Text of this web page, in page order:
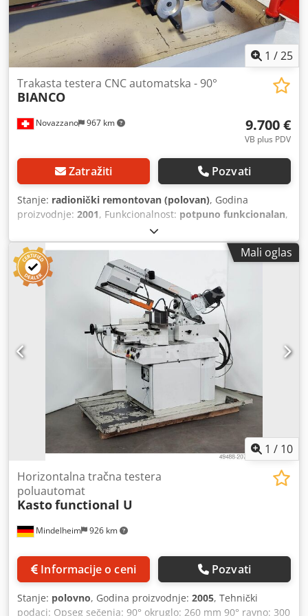
Dužina vodilice: 3300 mm - Potrebna površina sa
postoljem: Š 5200 x V 1600 x D 2000 mm - Težina sa
postoljem: 1900 kg
1 /25
Novazzano 967 km
Trakasta testera CNC automatska - 90°
BIANCO
9.700 €
VB plus PDV
Zatražiti Pozvati
Stanje: radionički remontovan (polovan), Godina
proizvodnje: 2001, Funkcionalnost: potpuno funkcionalan,
Automatska mašina za sečenje trakom sa ramom,
pokretnom steznom napravom i automatskim dovodom
materijala putem hidraulične kontrole. Automatski, brzi
pokret ramom nagore/nadolje, kontrolisan pomoću
senzorskog štapa. Pokret nadolje sa beskonačno finim
podešavanjem. CNC kontrola svih funkcija mašine i
mogućnost skladištenja do 99 programa sečenja. (TOUCH
model sa 7” ekranom osetljivim na dodir). Mehaničko
zatezanje sečiva, kontrolisano pomoću graničnog
prekidača. Perimetrijska zaštita, dvostruki sigurnosni taster
za pokretanje ciklusa i električni sistem niskog napona u
skladu sa propisima EZ. Mašina može biti opremljena
automatskom jedinicom za utovar i valjcima sa
pripadajućom opremom. Djdpfxezm S Iws Ai Rekr
Mali oglas
1 / 10
Mindelheim 926 km
Horizontalna tračna testera
poluautomat
Kastofunctional U
Informacije o ceni Pozvati
Stanje: polovno, Godina proizvodnje: 2005, Tehnički
podaci: Opseg sečenja: 90° okruglo: 260 mm 90° ravno: 300